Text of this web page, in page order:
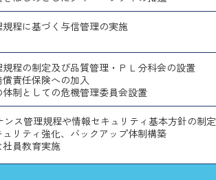
程に基づく与信管理の実施
規程の制定及び品質管理・ＰＬ分科会の設置
責任保険への加入
体制としての危機管理委員会設置
ンス管理規程や情報セキュリティ基本方針の制定
リティ強化、バックアップ体制構築
社員教育実施